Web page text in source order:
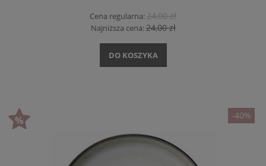
Cena regularna:24,00 zł
Najniższa cena:24,00 zł
DO KOSZYKA
-40%